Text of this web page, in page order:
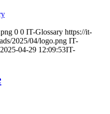
0 0 IT-Glossary https://it-
2025/04/logo.png IT-
2025-04-29 12:09:53IT-